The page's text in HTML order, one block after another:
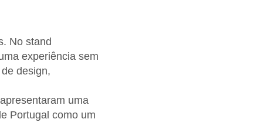
No stand
experiência sem
design,
uma
Portugal como um